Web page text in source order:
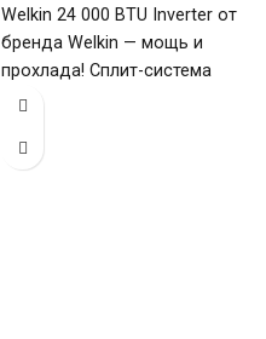
Welkin 24 000 BTU Inverter от
бренда Welkin — мощь и
прохлада! Сплит-система
мощностью 24000 БТЕ для